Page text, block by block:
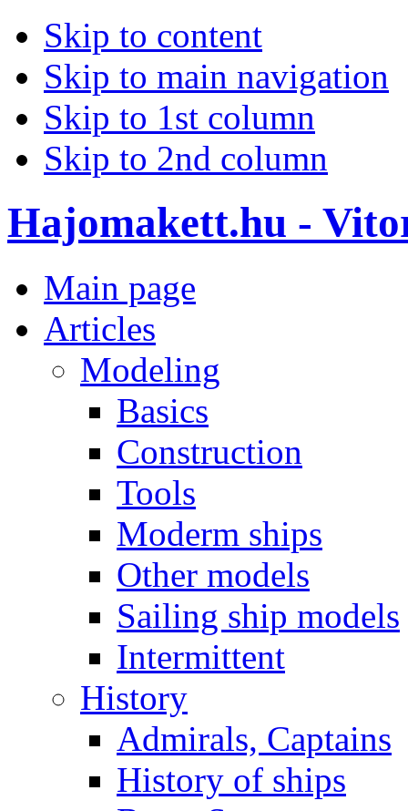
Skip to content
Skip to main navigation
Skip to 1st column
Skip to 2nd column
Hajomakett.hu -
Main page
Articles
Modeling
Basics
Construction
Tools
Moderm ships
Other models
Sailing ship models
Intermittent
History
Admirals, Captains
History of ships